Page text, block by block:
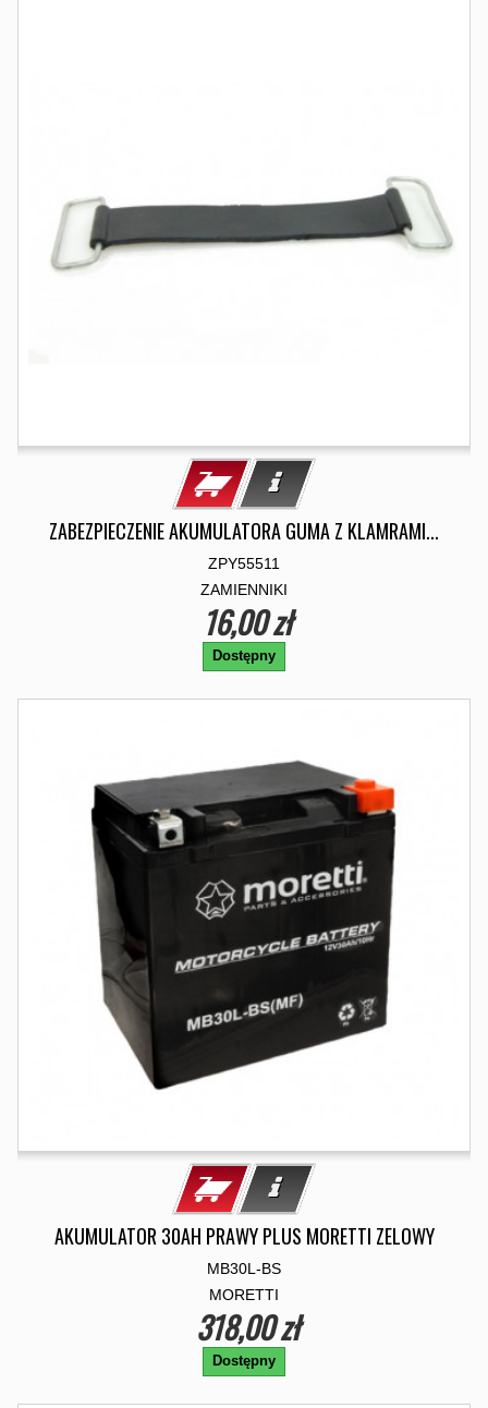
ZABEZPIECZENIE AKUMULATORA GUMA Z KLAMRAMI...
ZPY55511
ZAMIENNIKI
16,00 zł
Dostępny
AKUMULATOR 30AH PRAWY PLUS MORETTI ZELOWY
MB30L-BS
MORETTI
318,00 zł
Dostępny